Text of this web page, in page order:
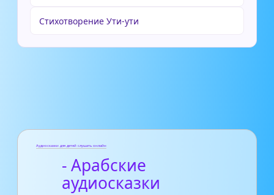
Стихотворение Ути-ути
Аудиосказки для детей слушать онлайн
- Арабские
аудиосказки